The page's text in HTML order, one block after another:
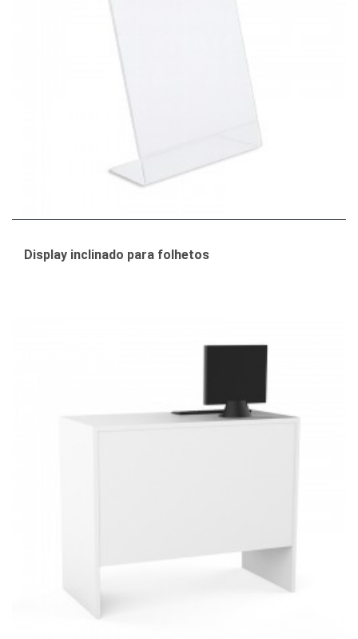
Display inclinado para folhetos